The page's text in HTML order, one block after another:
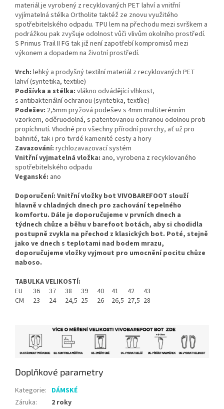
materiál je vyrobený z recyklovaných PET lahví a vnitřní
vyjímatelná stélka Ortholite taktéž ze znovu využitého
spotřebitelského odpadu. TPU lem na přechodu mezi svrškem a
podrážkou pak zvyšuje odolnost vůči vlivům okolního prostředí.
S Primus Trail II FG tak již není zapotřebí kompromisů mezi
výkonem a dopadem na životní prostředí.
Vrch: lehký a prodyšný textilní materiál z recyklovaných PET
lahví (syntetika, textilie)
Podšívka a stélka: vlákno odvádějící vlhkost,
s antibakteriální ochranou (syntetika, textílie)
Podešev: 2,5mm pryžová podešev s 4mm multiterénním
vzorkem, oděruodolná, s patentovanou ochranou odolnou proti
propíchnutí. Vhodné pro všechny přírodní povrchy, ať už pro
bahnité, tak i pro tvrdé kamenité cesty a hory
Zavazování: rychlozavazovací systém
Vnitřní vyjmatelná vložka: ano, vyrobena z recyklovaného
spotřebitelského odpadu
Veganské: ano
Doporučení: Vnitřní vložky bot VIVOBAREFOOT slouží
hlavně v chladných dnech pro zachování tepelného
komfortu. Dále je doporučujeme v prvních dnech a
týdnech chůze a běhu v barefoot botách, aby si chodidla
postupně zvykla na přechod z klasických bot. Poté, stejně
jako ve dnech s teplotami nad bodem mrazu,
doporučujeme vložky vyjmout pro umocnění pocitu chůze
naboso.
TABULKA VELIKOSTÍ:
EU 36 37 38 39 40 41 42 43
CM
23 24 24,5 25 26 26,5 27,5 28
Doplňkové parametry
Kategorie: DÁMSKÉ
Záruka:
2 roky